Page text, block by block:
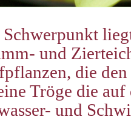
Schwerpunkt
und
die
Tröge die auf
und